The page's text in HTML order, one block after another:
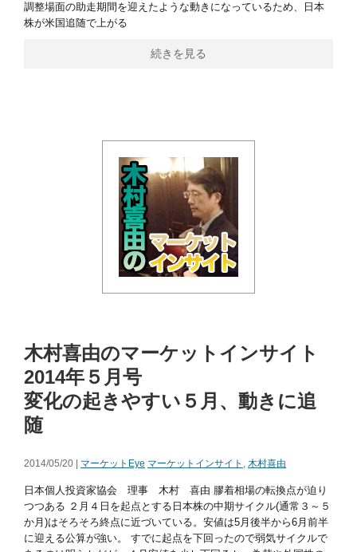
調整場面の助走期間を迎えたような動きになっているため、日本
株が米国追随で上がる
続きを見る
木村喜由のマーケットインサイト
2014年５月号
変化の起きやすい５月、動きに追
随
2014/05/20 | マーケットEye マーケットインサイト , 木村喜由
日本個人投資家協会 理事 木村 喜由 膠着相場の転換点が迫り
つつある ２月４日を起点とする日本株の中期サイクル(通常３～５
か月)はそろそろ終点に近づいている。安値は5月後半から6月前半
に迎える公算が強い。 すでに起点を下回ったので弱気サイクルで